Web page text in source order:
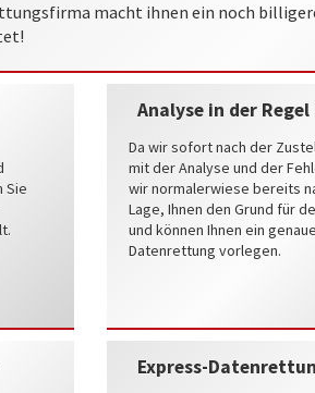
macht ihnen ein noch
Sie
Analyse in der
Da wir sofort nach der
mit der Analyse und der
wir normalerwiese bereits
Lage, Ihnen den Grund für
und können Ihnen ein
Datenrettung vorlegen.
Express-